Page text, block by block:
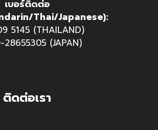
เบอร์ติดต่อ
Thai/Japanese):
5145 (THAILAND)
28655305 (JAPAN)
ติดต่อเรา